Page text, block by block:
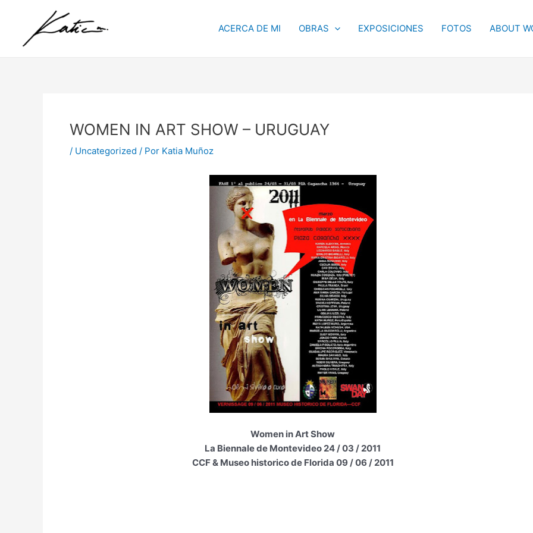
contenido
ACERCA DE MI OBRAS EXPOSICIONES FOTOS ABOUT
WOMEN IN ART SHOW – URUGUAY
/ Uncategorized / Por Katia Muñoz
Women in Art Show
La Biennale de Montevideo 24 / 03 / 2011
CCF & Museo historico de Florida 09 / 06 / 2011
de
entradas